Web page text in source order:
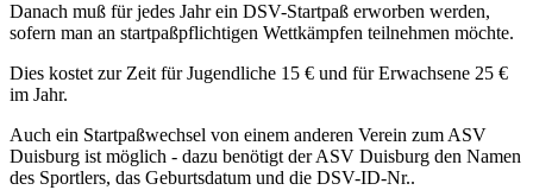
Danach muß für jedes Jahr ein DSV-Startpaß erworben werden,
sofern man an startpaßpflichtigen Wettkämpfen teilnehmen möchte.
Dies kostet zur Zeit für Jugendliche 15 € und für Erwachsene 25 €
im Jahr.
Auch ein Startpaßwechsel von einem anderen Verein zum ASV
Duisburg ist möglich - dazu benötigt der ASV Duisburg den Namen
des Sportlers, das Geburtsdatum und die DSV-ID-Nr..